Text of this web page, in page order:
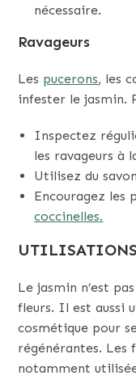
nécessaire.
Ravageurs
Les pucerons, les
infester le jasmin.
Inspectez
les ravageurs à
Utilisez du
Encouragez les
coccinelles.
Le jasmin n’est
fleurs. Il est aussi
cosmétique pour
régénérantes. Les
notamment